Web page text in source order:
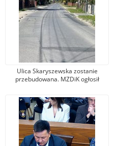
Ulica Skaryszewska zostanie
przebudowana. MZDiK ogłosił
dokumentacji